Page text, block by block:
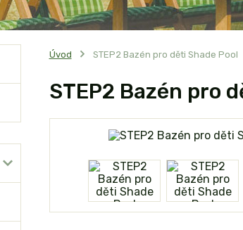
Úvod STEP2 Bazén pro děti Shade Pool
STEP2 Bazén pro